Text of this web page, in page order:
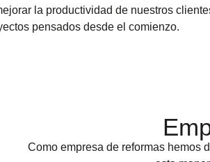
la productividad de nuestros
pensados desde el comienzo.
Como empresa de reformas hemos